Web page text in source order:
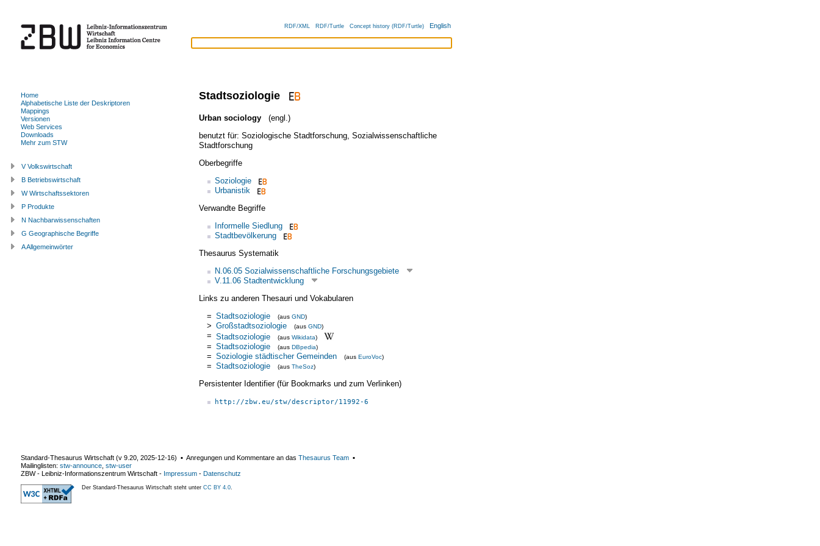
RDF/XML RDF/Turtle Concept history (RDF/Turtle) English
Stadtsoziologie
Urban sociology
(engl.)
benutzt für: Soziologische Stadtforschung, Sozialwissenschaftliche
Stadtforschung
Oberbegriffe
Soziologie
Urbanistik
Verwandte Begriffe
Informelle Siedlung
Stadtbevölkerung
Thesaurus Systematik
N.06.05 Sozialwissenschaftliche Forschungsgebiete
V.11.06 Stadtentwicklung
Links zu anderen Thesauri und Vokabularen
= Stadtsoziologie (aus GND)
> Großstadtsoziologie (aus GND)
= Stadtsoziologie (aus Wikidata)
= Stadtsoziologie (aus DBpedia)
= Soziologie städtischer Gemeinden (aus EuroVoc)
= Stadtsoziologie (aus TheSoz)
Persistenter Identifier (für Bookmarks und zum Verlinken)
http://zbw.eu/stw/descriptor/11992-6
Home
Alphabetische Liste der Deskriptoren
Mappings
Versionen
Web Services
Downloads
Mehr zum STW
V Volkswirtschaft
B Betriebswirtschaft
W Wirtschaftssektoren
P Produkte
N Nachbarwissenschaften
G Geographische Begriffe
A Allgemeinwörter
Standard-Thesaurus Wirtschaft (v 9.20 2025-12-16) ▪ Anregungen und Kommentare an das Thesaurus Team ▪
Mailinglisten: stw-announce stw-user
ZBW - Leibniz-Informationszentrum Wirtschaft - Impressum - Datenschutz
Der Standard-Thesaurus Wirtschaft steht unter CC BY 4.0